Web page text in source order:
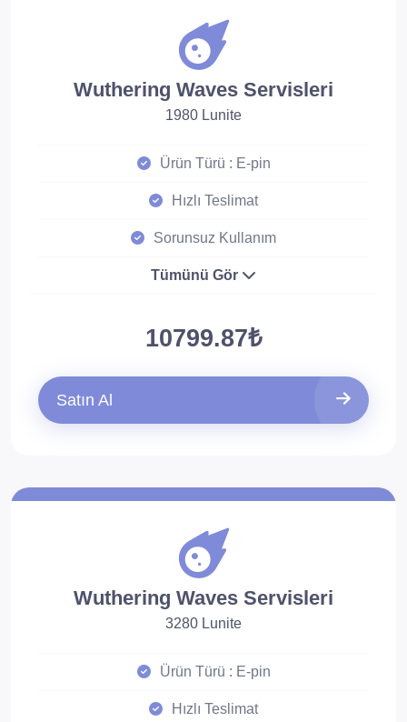
Wuthering Waves Servisleri
1980 Lunite
Ürün Türü : E-pin
Hızlı Teslimat
Sorunsuz Kullanım
Tümünü Gör
10799.87₺
Satın Al
Wuthering Waves Servisleri
3280 Lunite
Ürün Türü : E-pin
Hızlı Teslimat